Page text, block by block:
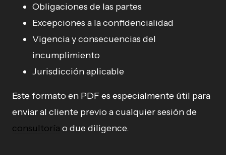
Obligaciones de las partes
Excepciones a la confidencialidad
Vigencia y consecuencias del
incumplimiento
Jurisdicción aplicable
Este formato en PDF es especialmente útil para
enviar al cliente previo a cualquier sesión de
consultoría o due diligence.